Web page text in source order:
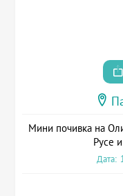
Мини почивка на
Русе
Дата: